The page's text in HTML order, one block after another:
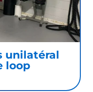
unilatéral
loop